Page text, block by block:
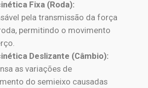
Fixa (Roda):
pela transmissão da força
permitindo o movimento
Deslizante (Câmbio):
as variações de
do semieixo causadas